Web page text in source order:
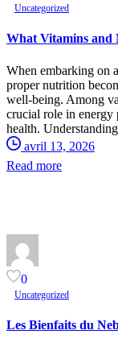
Uncategorized
What Vitamins and
When embarking on
proper nutrition
well-being. Among
crucial role in energy
health.
avril 13, 2026
Read more
0
Uncategorized
Les Bienfaits du